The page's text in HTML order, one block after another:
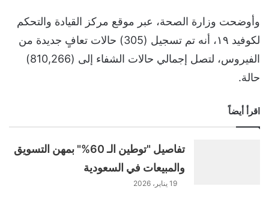
وأوضحت وزارة الصحة، عبر موقع مركز القيادة والتحكم
لكوفيد ١٩، أنه تم تسجيل (305) حالات تعافٍ جديدة من
الفيروس، لتصل إجمالي حالات الشفاء إلى (810,266)
حالة.
اقرأ أيضاً
تفاصيل "توطين الـ 60%" بمهن التسويق
والمبيعات في السعودية
19 يناير، 2026